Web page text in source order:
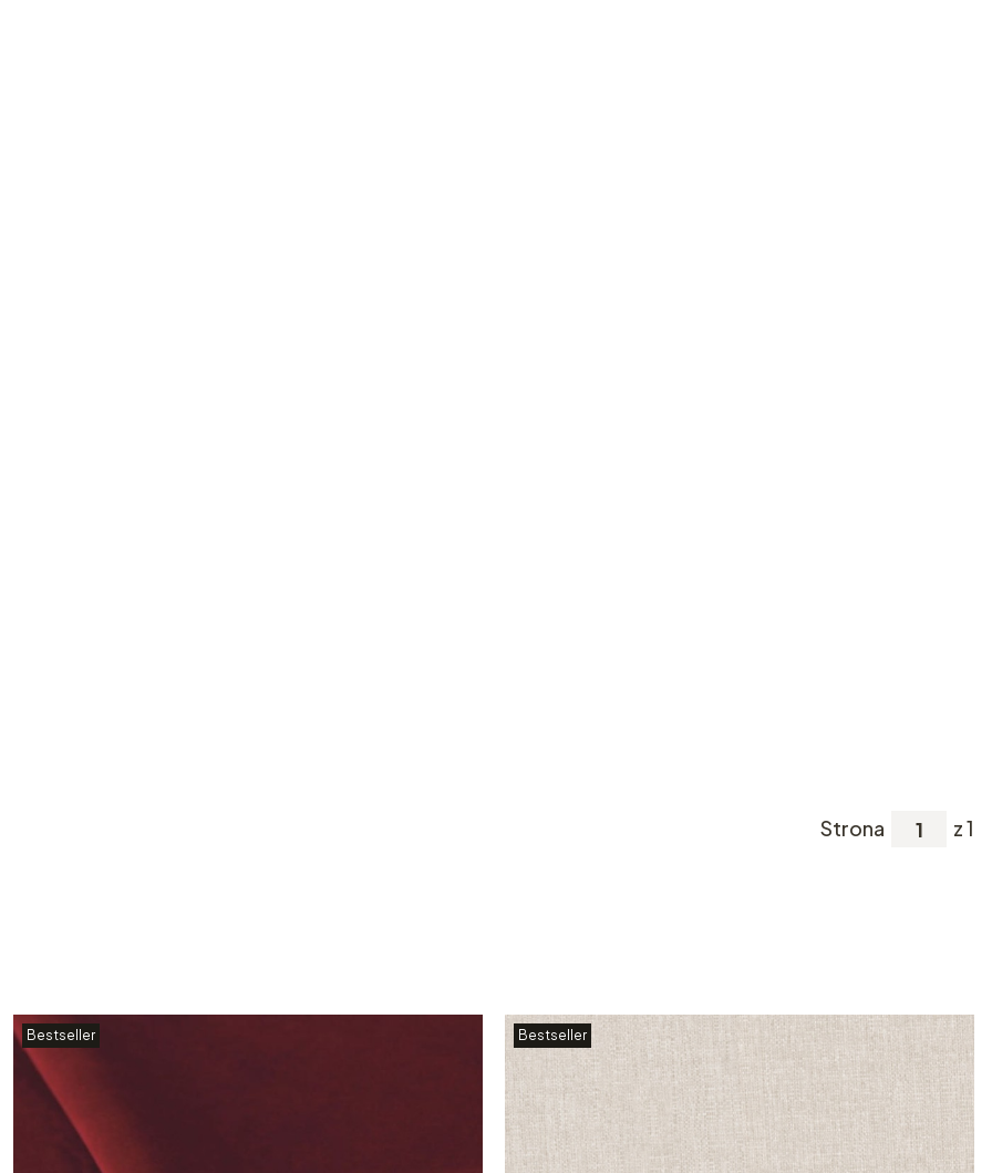
Strona z 1
Bestseller Bestseller